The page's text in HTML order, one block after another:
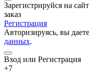
Зарегистрируйся на
заказ
Регистрация
данных.
Вход или Регистрация
+7